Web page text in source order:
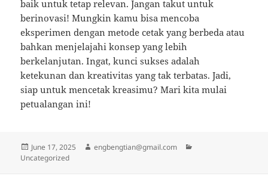
baik untuk tetap relevan. Jangan takut untuk
berinovasi! Mungkin kamu bisa mencoba
eksperimen dengan metode cetak yang berbeda atau
bahkan menjelajahi konsep yang lebih
berkelanjutan. Ingat, kunci sukses adalah
ketekunan dan kreativitas yang tak terbatas. Jadi,
siap untuk mencetak kreasimu? Mari kita mulai
petualangan ini!
Posted
on
June 17, 2025 Author
engbengtian@gmail.com
Uncategorized